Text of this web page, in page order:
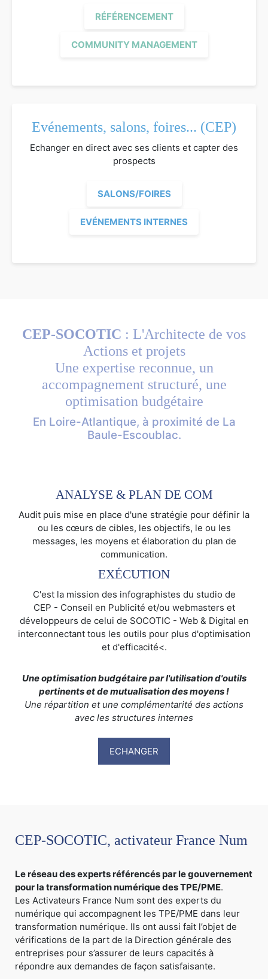
RÉFÉRENCEMENT
COMMUNITY MANAGEMENT
Evénements, salons, foires... (CEP)
Echanger en direct avec ses clients et capter des
prospects
SALONS/FOIRES
EVÉNEMENTS INTERNES
CEP-SOCOTIC : L'Architecte de vos
Actions et projets
Une expertise reconnue, un
accompagnement structuré, une
optimisation budgétaire
En Loire-Atlantique, à proximité de La
Baule-Escoublac.
ANALYSE & PLAN DE COM
Audit puis mise en place d'une stratégie pour définir la
ou les cœurs de cibles, les objectifs, le ou les
messages, les moyens et élaboration du plan de
communication.
EXÉCUTION
C'est la mission des infographistes du studio de
CEP - Conseil en Publicité et/ou webmasters et
développeurs de celui de SOCOTIC - Web & Digital en
interconnectant tous les outils pour plus d'optimisation
et d'efficacité<.
Une optimisation budgétaire par l'utilisation d'outils
pertinents et de mutualisation des moyens !
Une répartition et une complémentarité des actions
avec les structures internes
ECHANGER
CEP-SOCOTIC, activateur France Num
Le réseau des experts référencés par le gouvernement
pour la transformation numérique des TPE/PME.
Les Activateurs France Num sont des experts du
numérique qui accompagnent les TPE/PME dans leur
transformation numérique. Ils ont aussi fait l’objet de
vérifications de la part de la Direction générale des
entreprises pour s’assurer de leurs capacités à
répondre aux demandes de façon satisfaisante.